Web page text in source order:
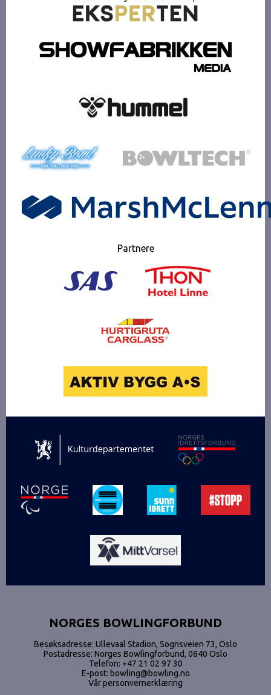
Partnere
NORGES BOWLINGFORBUND
Besøksadresse: Ullevaal Stadion, Sognsveien 73, Oslo
Postadresse: Norges Bowlingforbund, 0840 Oslo
Telefon: +47 21 02 97 30
E-post: bowling@bowling.no
Vår personvernerklæring